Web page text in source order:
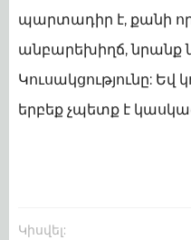
պարտադիր է, քանի
անբարեխիղճ, նրանք
Կուսակցությունը: Եվ
երբեք չպետք է
Կիսվել: